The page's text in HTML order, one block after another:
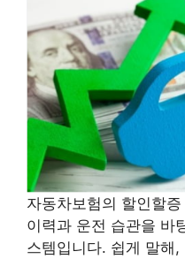
자동차보험의 할인할
이력과 운전 습관을 바
스템입니다. 쉽게 말해